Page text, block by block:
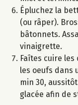
Épluchez la
(ou râper).
bâtonnets.
vinaigrette.
Faîtes cuire
les oeufs dans
min 30,
glacée afin de